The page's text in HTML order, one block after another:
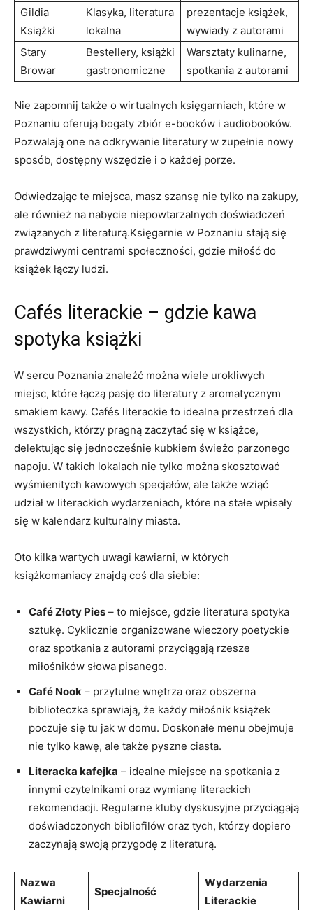
Gildia
Książki
Klasyka, literatura
lokalna
prezentacje książek,
wywiady z autorami
Stary
Browar
Bestellery, książki
gastronomiczne
Warsztaty kulinarne,
spotkania z autorami
Nie zapomnij także o wirtualnych księgarniach, które w
Poznaniu oferują bogaty zbiór e-booków i audiobooków.
Pozwalają one na odkrywanie literatury w zupełnie nowy
sposób, dostępny wszędzie i o każdej porze.
Odwiedzając te miejsca, masz szansę nie tylko na zakupy,
ale również na nabycie niepowtarzalnych doświadczeń
związanych z literaturą.Księgarnie w Poznaniu stają się
prawdziwymi centrami społeczności, gdzie miłość do
książek łączy ludzi.
Cafés literackie – gdzie kawa
spotyka książki
W sercu Poznania znaleźć można wiele urokliwych
miejsc, które łączą pasję do literatury z aromatycznym
smakiem kawy. Cafés literackie to idealna przestrzeń dla
wszystkich, którzy pragną zaczytać się w książce,
delektując się jednocześnie kubkiem świeżo parzonego
napoju. W takich lokalach nie tylko można skosztować
wyśmienitych kawowych specjałów, ale także wziąć
udział w literackich wydarzeniach, które na stałe wpisały
się w kalendarz kulturalny miasta.
Oto kilka wartych uwagi kawiarni, w których
książkomaniacy znajdą coś dla siebie:
Café Złoty Pies – to miejsce, gdzie literatura spotyka
sztukę. Cyklicznie organizowane wieczory poetyckie
oraz spotkania z autorami przyciągają rzesze
miłośników słowa pisanego.
Café Nook – przytulne wnętrza oraz obszerna
biblioteczka sprawiają, że każdy miłośnik książek
poczuje się tu jak w domu. Doskonałe menu obejmuje
nie tylko kawę, ale także pyszne ciasta.
Literacka kafejka – idealne miejsce na spotkania z
innymi czytelnikami oraz wymianę literackich
rekomendacji. Regularne kluby dyskusyjne przyciągają
doświadczonych bibliofilów oraz tych, którzy dopiero
zaczynają swoją przygodę z literaturą.
Nazwa
Kawiarni
Specjalność
Wydarzenia
Literackie